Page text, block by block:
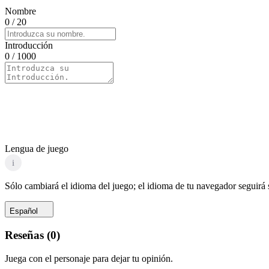
Nombre
0 / 20
Introducción
0 / 1000
Lengua de juego
i
Sólo cambiará el idioma del juego; el idioma de tu navegador seguirá
Español
Reseñas (0)
Juega con el personaje para dejar tu opinión.